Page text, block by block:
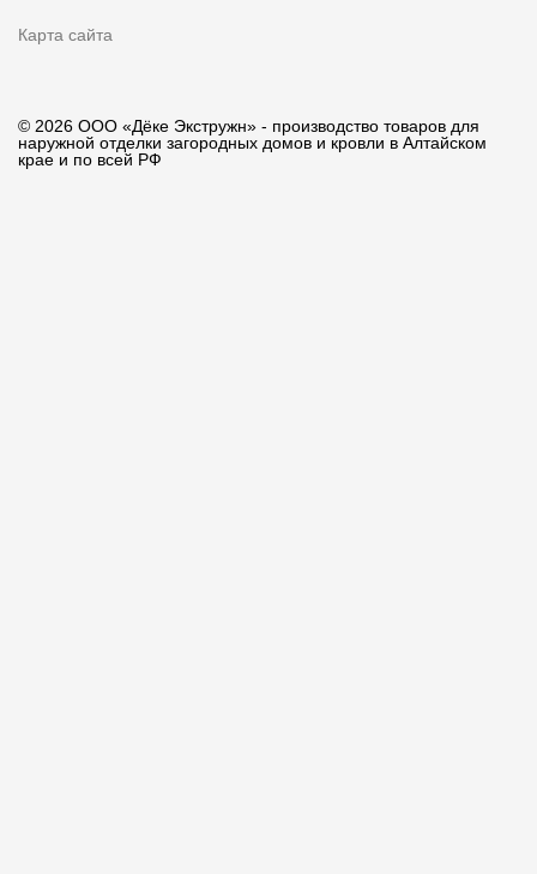
Карта сайта
© 2026 ООО «Дёке Экстружн» - производство товаров для
наружной отделки загородных домов и кровли в Алтайском
крае и по всей РФ